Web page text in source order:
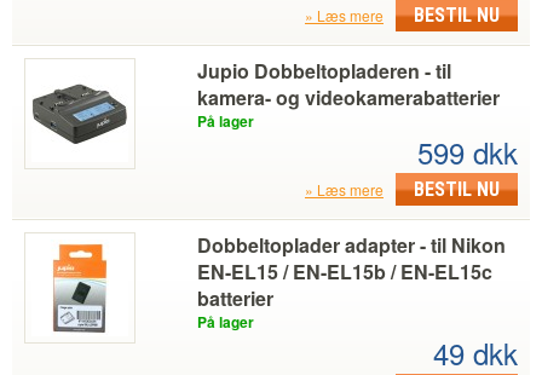
BESTIL NU
Læs mere
Jupio Dobbeltopladeren - til
kamera- og videokamerabatterier
På lager
599 dkk
BESTIL NU
Læs mere
Dobbeltoplader adapter - til Nikon
EN-EL15 / EN-EL15b / EN-EL15c
batterier
På lager
49 dkk